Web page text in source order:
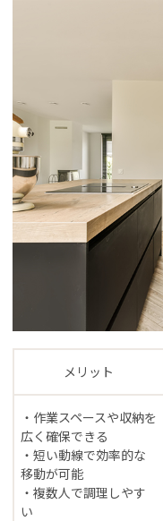
メリット
・作業スペースや収納を
広く確保できる
・短い動線で効率的な
移動が可能
・複数人で調理しやす
い